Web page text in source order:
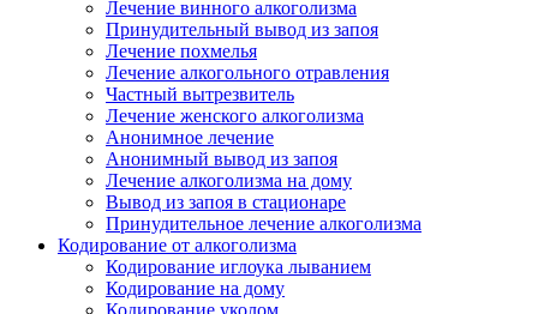
Лечение винного алкоголизма
Принудительный вывод из запоя
Лечение похмелья
Лечение алкогольного отравления
Частный вытрезвитель
Лечение женского алкоголизма
Анонимное лечение
Анонимный вывод из запоя
Лечение алкоголизма на дому
Вывод из запоя в стационаре
Принудительное лечение алкоголизма
Кодирование от алкоголизма
Кодирование иглоука лыванием
Кодирование на дому
Кодирование уколом